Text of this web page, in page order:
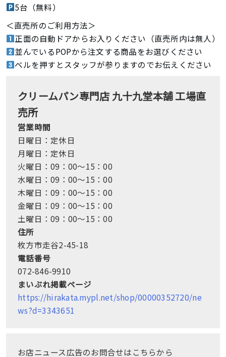
5台（無料）
＜直売所のご利用方法＞
正面の自動ドアからお入りください（直売所内は無人）
並んでいるPOPから注文する商品をお選びください
ベルを押すとスタッフが参りますのでお伝えください
クリームパン専門店 九十九堂本舗 工場直
売所
営業時間
日曜日：定休日
月曜日：定休日
火曜日：09：00～15：00
水曜日：09：00～15：00
木曜日：09：00～15：00
金曜日：09：00～15：00
土曜日：09：00～15：00
住所
枚方市走谷2-45-18
電話番号
072-846-9910
まいぷれ掲載ページ
https://hirakata.mypl.net/shop/00000352720/ne
ws?d=3343651
お店ニュース広告のお問合せはこちらから